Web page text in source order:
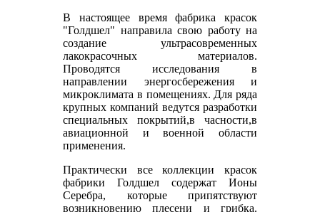
В настоящее время фабрика красок
"Голдшел" направила свою работу на
создание ультрасовременных
лакокрасочных материалов.
Проводятся исследования в
направлении энергосбережения и
микроклимата в помещениях. Для ряда
крупных компаний ведутся разработки
специальных покрытий,в часности,в
авиационной и военной области
применения.
Практически все коллекции красок
фабрики Голдшел содержат Ионы
Серебра, которые припятствуют
возникновению плесени и грибка.